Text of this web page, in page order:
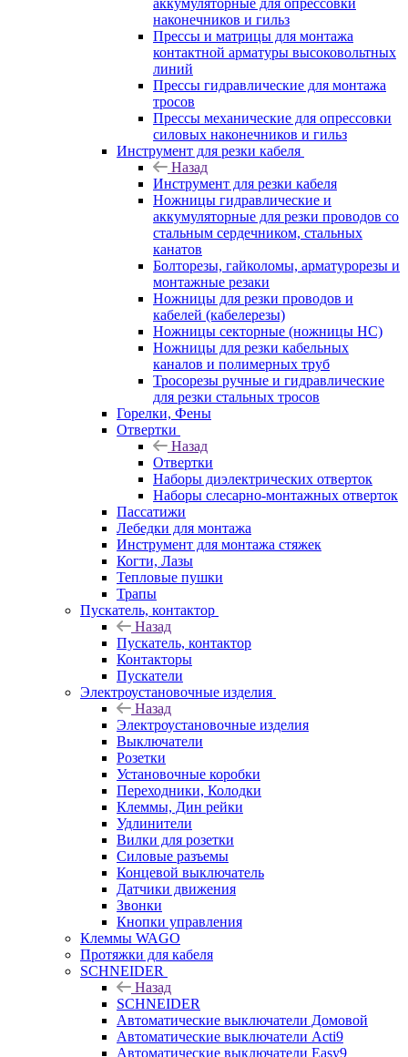
аккумуляторные для опрессовки
наконечников и гильз
Прессы и матрицы для монтажа
контактной арматуры высоковольтных
линий
Прессы гидравлические для монтажа
тросов
Прессы механические для опрессовки
силовых наконечников и гильз
Инструмент для резки кабеля
Назад
Инструмент для резки кабеля
Ножницы гидравлические и
аккумуляторные для резки проводов со
стальным сердечником, стальных
канатов
Болторезы, гайколомы, арматурорезы и
монтажные резаки
Ножницы для резки проводов и
кабелей (кабелерезы)
Ножницы секторные (ножницы НС)
Ножницы для резки кабельных
каналов и полимерных труб
Тросорезы ручные и гидравлические
для резки стальных тросов
Горелки, Фены
Отвертки
Назад
Отвертки
Наборы диэлектрических отверток
Наборы слесарно-монтажных отверток
Пассатижи
Лебедки для монтажа
Инструмент для монтажа стяжек
Когти, Лазы
Тепловые пушки
Трапы
Пускатель, контактор
Назад
Пускатель, контактор
Контакторы
Пускатели
Электроустановочные изделия
Назад
Электроустановочные изделия
Выключатели
Розетки
Установочные коробки
Переходники, Колодки
Клеммы, Дин рейки
Удлинители
Вилки для розетки
Силовые разъемы
Концевой выключатель
Датчики движения
Звонки
Кнопки управления
Клеммы WAGO
Протяжки для кабеля
SCHNEIDER
Назад
SCHNEIDER
Автоматические выключатели Домовой
Автоматические выключатели Acti9
Автоматические выключатели Easy9